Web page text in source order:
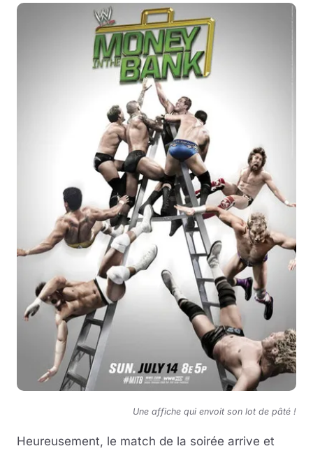
Une affiche qui envoit son lot de pâté !
Heureusement, le match de la soirée arrive et